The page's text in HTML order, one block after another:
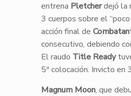
entrena Pletcherdejó la
3 cuerpos sobre el
acción final de
consecutivo, debiendo
El raudo Title Ready
5ª colocación. Invicto en
Magnum Moon, que